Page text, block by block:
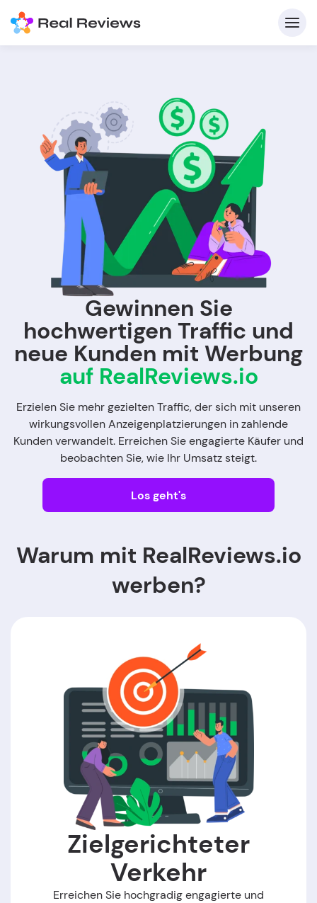
Gewinnen Sie
hochwertigen Traffic und
neue Kunden mit Werbung
auf RealReviews.io
Erzielen Sie mehr gezielten Traffic, der sich mit unseren
wirkungsvollen Anzeigenplatzierungen in zahlende
Kunden verwandelt. Erreichen Sie engagierte Käufer und
beobachten Sie, wie Ihr Umsatz steigt.
Los geht's
Warum mit RealReviews.io
werben?
Zielgerichteter
Verkehr
Erreichen Sie hochgradig engagierte und